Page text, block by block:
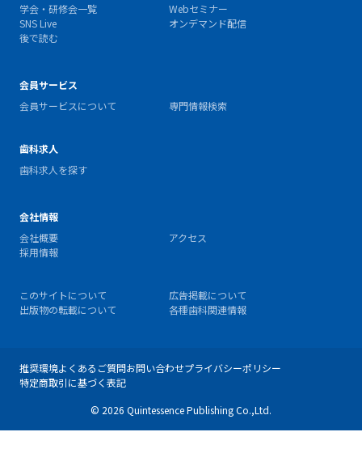
学会・研修会一覧
Webセミナー
SNS Live
オンデマンド配信
後で読む
会員サービス
会員サービスについて
専門情報検索
歯科求人
歯科求人を探す
会社情報
会社概要
アクセス
採用情報
このサイトについて
広告掲載について
出版物の転載について
各種歯科関連情報
推奨環境よくあるご質問お問い合わせプライバシーポリシー
特定商取引に基づく表記
© 2026 Quintessence Publishing Co.,Ltd.